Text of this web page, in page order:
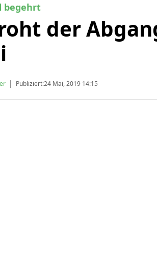
begehrt
der
| Publiziert:24 Mai, 2019 14:15